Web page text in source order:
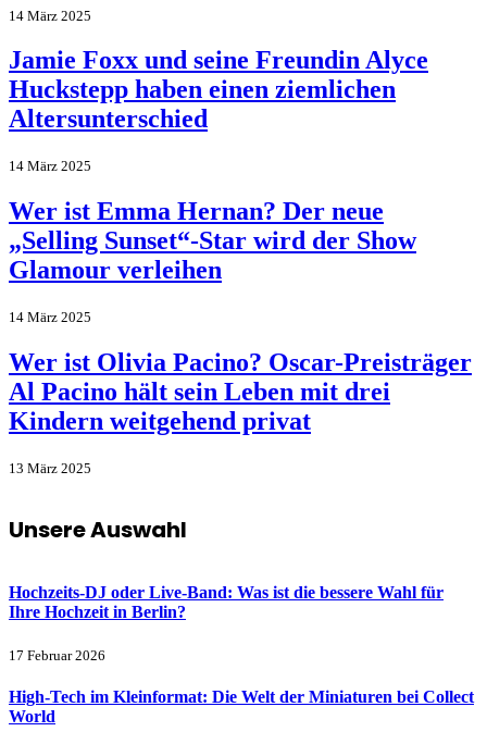
14 März 2025
Jamie Foxx und seine Freundin Alyce
Huckstepp haben einen ziemlichen
Altersunterschied
14 März 2025
Wer ist Emma Hernan? Der neue
„Selling Sunset“-Star wird der Show
Glamour verleihen
14 März 2025
Wer ist Olivia Pacino? Oscar-Preisträger
Al Pacino hält sein Leben mit drei
Kindern weitgehend privat
13 März 2025
Unsere Auswahl
Hochzeits-DJ oder Live-Band: Was ist die bessere Wahl für
Ihre Hochzeit in Berlin?
17 Februar 2026
High-Tech im Kleinformat: Die Welt der Miniaturen bei Collect
World